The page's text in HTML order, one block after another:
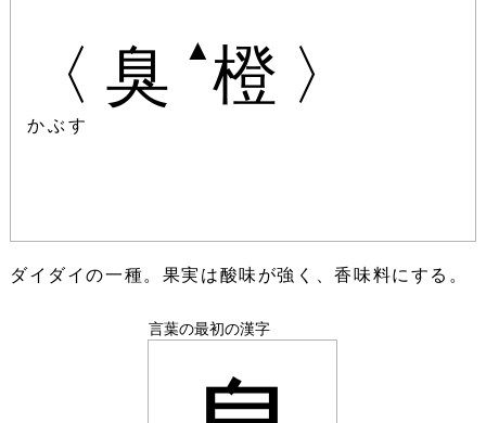
〈臭 ▲ 橙〉
かぶす
ダイダイの一種。果実は酸味が強く、香味料にする。
言葉の最初の漢字